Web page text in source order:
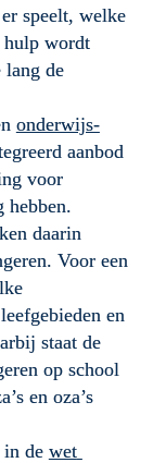
speelt, welke
hulp wordt
lang de
onderwijs-
aanbod
voor
hebben.
daarin
Voor een
en
staat de
op school
en oza’s
in de wet